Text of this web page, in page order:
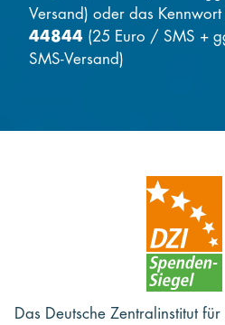
Versand) oder das Kennwort
44844 (25 Euro / SMS +
SMS-Versand)
Das Deutsche Zentralinstitut